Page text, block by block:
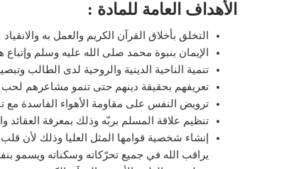
الأهداف العامة للمادة :
التخلق بأخلاق القرآن الكريم والعمل به
الإيمان بنبوة محمد صلى الله عليه وسلم وإتباع
تنمية الناحية الدينية والروحية لدى الطالب
تعريفهم بحقيقة دينهم حتى تنمو مشاعرهم لحب
ترويض النفس على مقاومة الأهواء الفاسدة مع
تنظيم علاقة المسلم بربّه وذلك بمعرفة العقائد
إنشاء شخصية قوامها المثل العليا وذلك لأن
يراقب الله في جميع تحرّكاته وسكناته ويسمو